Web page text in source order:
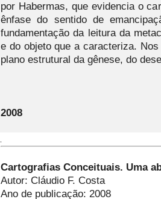
por Habermas, que evidencia o
ênfase do sentido de
fundamentação da leitura da
e do objeto que a caracteriza.
plano estrutural da gênese, do
2008
Cartografias Conceituais. Uma
Autor: Cláudio F. Costa
Ano de publicação: 2008